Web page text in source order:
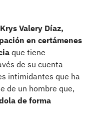
Krys Valery Díaz,
en certámenes
que tiene
de su cuenta
intimidantes que ha
de un hombre que,
de forma